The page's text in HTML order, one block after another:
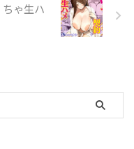
ゃ生ハ